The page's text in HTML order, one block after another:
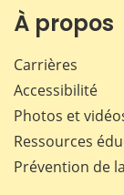
À propos
Carrières
Accessibilité
Photos et
Ressources
Prévention de